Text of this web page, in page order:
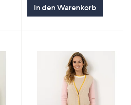
In den Warenkorb